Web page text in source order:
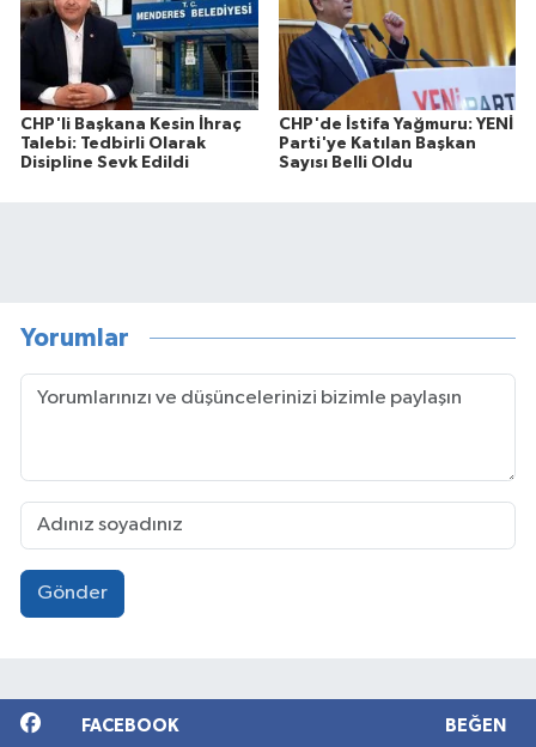
CHP'li Başkana Kesin İhraç
Talebi: Tedbirli Olarak
Disipline Sevk Edildi
CHP'de İstifa Yağmuru: YENİ
Parti'ye Katılan Başkan
Sayısı Belli Oldu
Yorumlar
Gönder
FACEBOOK BEĞEN